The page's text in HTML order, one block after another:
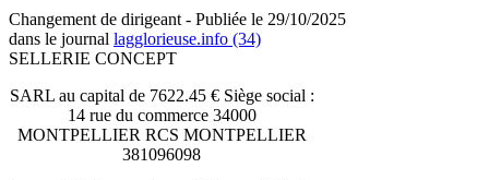
Changement de dirigeant - Publiée le 29/10/2025
dans le journal lagglorieuse.info (34)
SELLERIE CONCEPT
SARL au capital de 7622.45 € Siège social :
14 rue du commerce 34000
MONTPELLIER RCS MONTPELLIER
381096098